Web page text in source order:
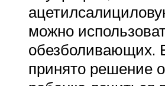
можно
обезболивающих.
принято решение